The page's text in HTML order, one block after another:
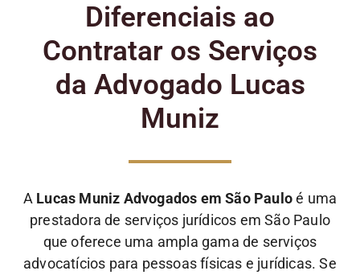
Diferenciais ao
Contratar os Serviços
da Advogado Lucas
Muniz
A Lucas Muniz Advogados em São Pauloé uma
prestadora de serviços jurídicos em São Paulo
que oferece uma ampla gama de serviços
advocatícios para pessoas físicas e jurídicas. Se